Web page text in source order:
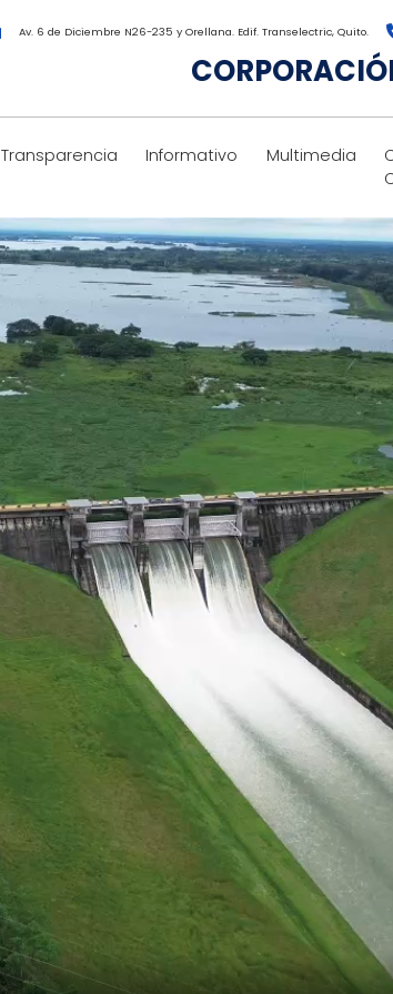
Av. 6 de Diciembre N26-235 y Orellana. Edif. Transelectric, Quito.
Transparencia Informativo Multimedia